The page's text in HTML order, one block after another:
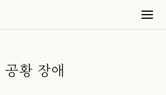
공황 장애